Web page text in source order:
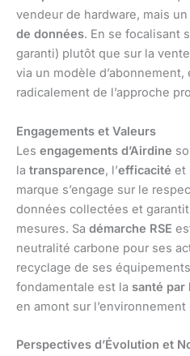
vendeur de hardware, mais un
de données. En se focalisant
garanti) plutôt que sur la
via un modèle
radicalement de l’approche
Engagements et Valeurs
Les engagements d’Airdine
la transparence, l’efficacité et
marque s’engage sur le
données collectées et
mesures. Sa démarche RSE
neutralité carbone pour ses
recyclage de ses
fondamentale est la santé par
en amont sur
Perspectives d’Évolution et